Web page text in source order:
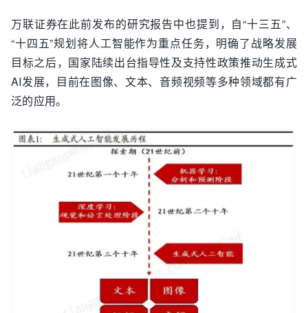
万联证券在此前发布的研究报告中也提到，自“十三五”、
“十四五”规划将人工智能作为重点任务，明确了战略发展
目标之后，国家陆续出台指导性及支持性政策推动生成式
AI发展，目前在图像、文本、音频视频等多种领域都有广
泛的应用。